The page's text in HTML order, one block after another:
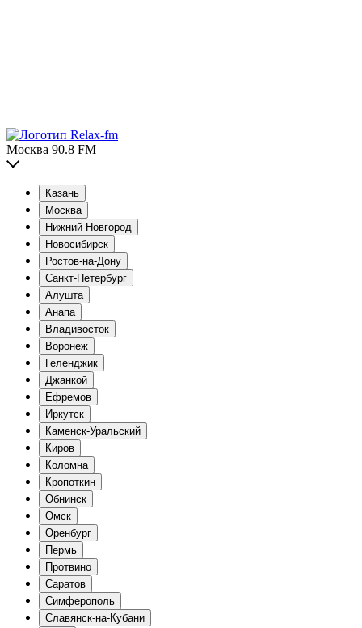
Москва 90.8 FM
Казань
Москва
Нижний Новгород
Новосибирск
Ростов-на-Дону
Санкт-Петербург
Алушта
Анапа
Владивосток
Воронеж
Геленджик
Джанкой
Ефремов
Иркутск
Каменск-Уральский
Киров
Коломна
Кропоткин
Обнинск
Омск
Оренбург
Пермь
Протвино
Саратов
Симферополь
Славянск-на-Кубани